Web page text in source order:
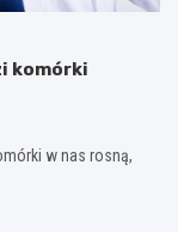
komórki
w nas rosną,